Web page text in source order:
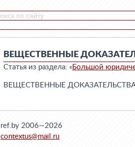
ВЕЩЕСТВЕННЫЕ
Статья из раздела: «Большой
ВЕЩЕСТВЕННЫЕ ДОКАЗАТЕЛЬСТВА -
ref.by 2006—2026
contextus@mail.ru